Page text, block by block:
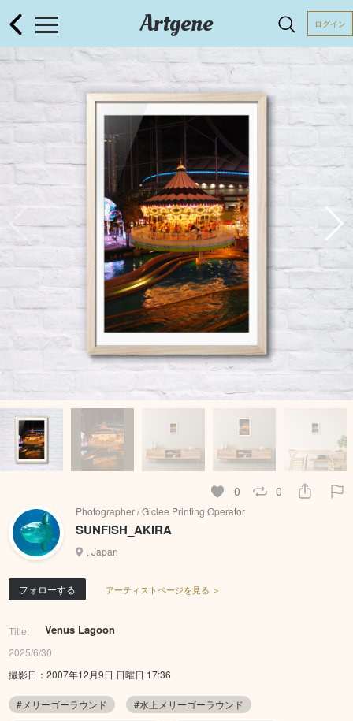
Artgene ログイン
0 0
Photographer / Giclee Printing Operator
SUNFISH_AKIRA
, Japan
フォローする アーティストページを見る ＞
Title: Venus Lagoon
2025/6/30
撮影日：2007年12月9日 日曜日 17:36
#メリーゴーラウンド
#水上メリーゴーラウンド